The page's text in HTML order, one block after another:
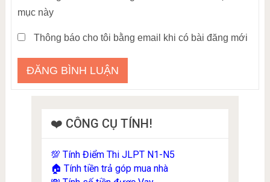
mục này
Thông báo cho tôi bằng email khi có bài đăng mới
❤️ CÔNG CỤ TÍNH!
💯 Tính Điểm Thi JLPT N1-N5
🏠 Tính tiền trả góp mua nhà